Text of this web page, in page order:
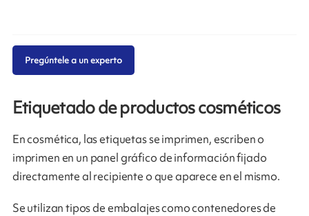
Etiquetado de productos cosméticos
En cosmética, las etiquetas se imprimen, escriben o
imprimen en un panel gráfico de información fijado
directamente al recipiente o que aparece en el mismo.
Se utilizan tipos de embalajes como contenedores de
Pregúntele a un experto